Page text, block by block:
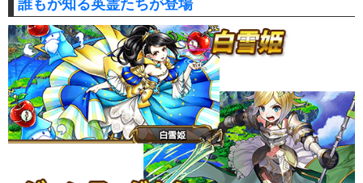
誰もが知る英霊たちが登場